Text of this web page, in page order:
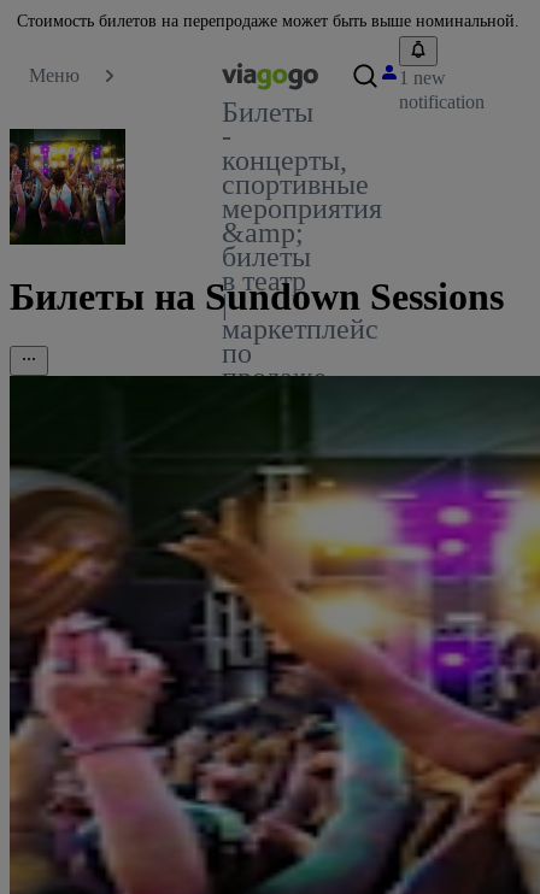
Стоимость билетов на перепродаже может быть выше номинальной.
Меню
Билеты
-
концерты,
спортивные
мероприятия
&amp;
билеты
в театр
|
маркетплейс
по
продаже
1 new
notification
Билеты на Sundown Sessions